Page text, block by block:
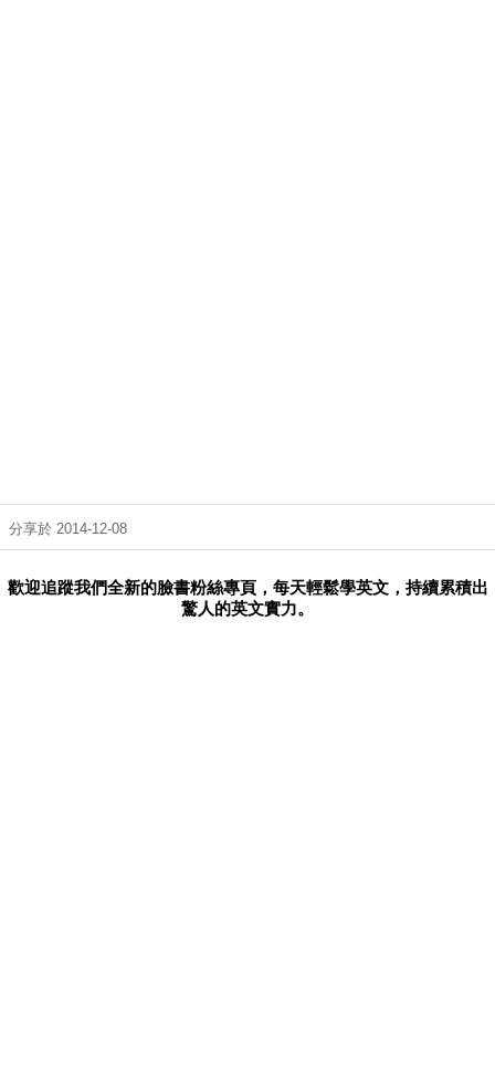
分享於 2014-12-08
歡迎追蹤我們全新的臉書粉絲專頁，每天輕鬆學英文，持續累積出
驚人的英文實力。